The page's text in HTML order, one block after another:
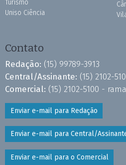
Turismo
Uniso Ciência
Contato
Redação: (15) 99789-3913
Central/Assinante: (15) 2102-
Comercial: (15) 2102-5100 -
Enviar e-mail para Redação
Enviar e-mail para Central/
Enviar e-mail para o Comercial